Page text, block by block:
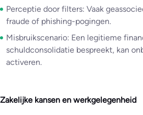
Perceptie door filters: Vaak
fraude of phishing-pogingen.
Misbruikscenario: Een legitieme
schuldconsolidatie bespreekt, kan
activeren.
Zakelijke kansen en werkgelegenheid